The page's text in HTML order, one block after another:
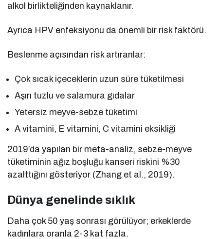
alkol birlikteliğinden kaynaklanır.
Ayrıca HPV enfeksiyonu da önemli bir risk faktörü.
Beslenme açısından risk artıranlar:
Çok sıcak içeceklerin uzun süre tüketilmesi
Aşırı tuzlu ve salamura gıdalar
Yetersiz meyve-sebze tüketimi
A vitamini, E vitamini, C vitamini eksikliği
2019’da yapılan bir meta-analiz, sebze-meyve
tüketiminin ağız boşluğu kanseri riskini %30
azalttığını gösteriyor (Zhang et al., 2019).
Dünya genelinde sıklık
Daha çok 50 yaş sonrası görülüyor; erkeklerde
kadınlara oranla 2-3 kat fazla.